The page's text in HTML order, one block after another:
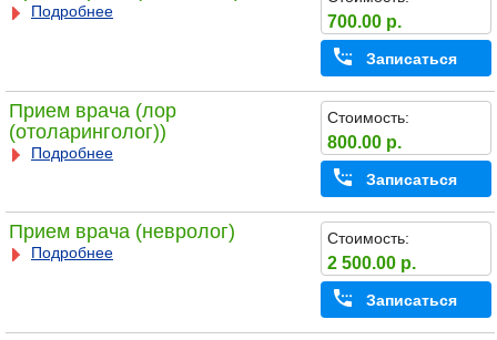
Подробнее
700.00 р.
Записаться
Прием врача (лор
(отоларинголог))
Подробнее
Стоимость:
800.00 р.
Записаться
Прием врача (невролог)
Подробнее
Стоимость:
2 500.00 р.
Записаться